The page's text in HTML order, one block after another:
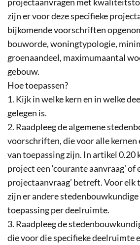
zijn er voor deze specifieke
bijkomende voorschriften
bouworde, woningtypologie,
groenaandeel, maximumaantal
gebouw.
Hoe toepassen?
1. Kijk in welke kern en in welke
gelegen is.
2. Raadpleeg de algemene
voorschriften, die voor alle kernen
van toepassing zijn. In artikel 0.20
project een ‘courante aanvraag’ of
projectaanvraag’ betreft. Voor elk
zijn er andere
toepassing per deelruimte.
3. Raadpleeg de
die voor die specifieke deelruimte